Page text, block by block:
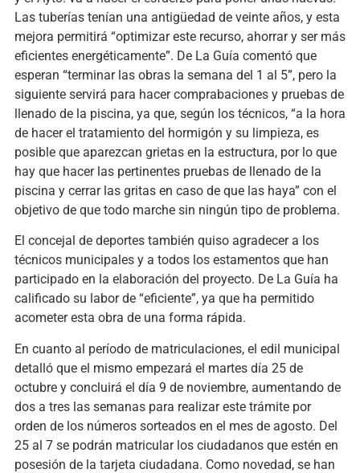
Las tuberías tenían una antigüedad de veinte años, y esta
mejora permitirá “optimizar este recurso, ahorrar y ser más
eficientes energéticamente”. De La Guía comentó que
esperan “terminar las obras la semana del 1 al 5”, pero la
siguiente servirá para hacer comprabaciones y pruebas de
llenado de la piscina, ya que, según los técnicos, “a la hora
de hacer el tratamiento del hormigón y su limpieza, es
posible que aparezcan grietas en la estructura, por lo que
hay que hacer las pertinentes pruebas de llenado de la
piscina y cerrar las gritas en caso de que las haya” con el
objetivo de que todo marche sin ningún tipo de problema.
El concejal de deportes también quiso agradecer a los
técnicos municipales y a todos los estamentos que han
participado en la elaboración del proyecto. De La Guía ha
calificado su labor de “eficiente”, ya que ha permitido
acometer esta obra de una forma rápida.
En cuanto al período de matriculaciones, el edil municipal
detalló que el mismo empezará el martes día 25 de
octubre y concluirá el día 9 de noviembre, aumentando de
dos a tres las semanas para realizar este trámite por
orden de los números sorteados en el mes de agosto. Del
25 al 7 se podrán matricular los ciudadanos que estén en
posesión de la tarjeta ciudadana. Como novedad, se han